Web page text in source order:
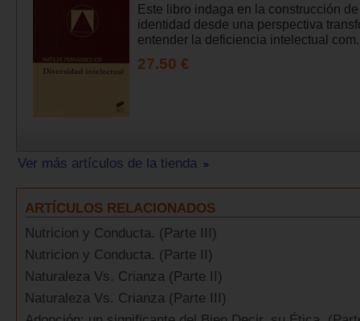
Este libro indaga en la construcción
identidad desde una perspectiva
entender la deficiencia intelectual
27.50 €
Ver más artículos de la tienda
ARTÍCULOS RELACIONADOS
Nutricion y Conducta. (Parte III)
Nutricion y Conducta. (Parte II)
Naturaleza Vs. Crianza (Parte II)
Naturaleza Vs. Crianza (Parte III)